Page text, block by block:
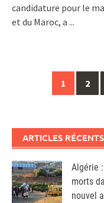
candidature pour le
et du Maroc, a ...
navigation
1 2
ARTICLES RÉCENTS
Algérie
morts
nouvel